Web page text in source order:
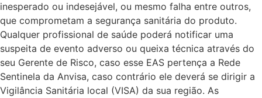
inesperado ou indesejável, ou mesmo falha entre outros,
que comprometam a segurança sanitária do produto.
Qualquer profissional de saúde poderá notificar uma
suspeita de evento adverso ou queixa técnica através do
seu Gerente de Risco, caso esse EAS pertença a Rede
Sentinela da Anvisa, caso contrário ele deverá se dirigir a
Vigilância Sanitária local (VISA) da sua região. As